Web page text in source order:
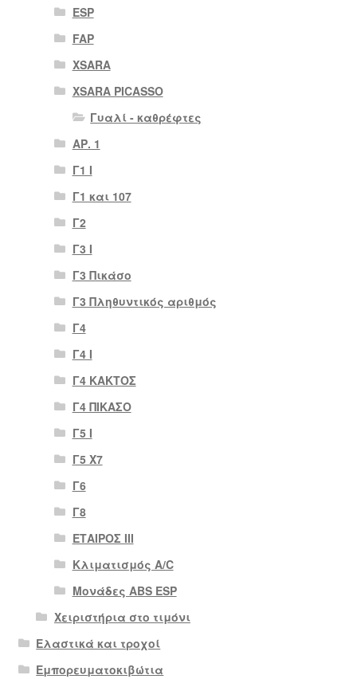
ESP
FAP
XSARA
XSARA PICASSO
Γυαλί - καθρέφτες
ΑΡ. 1
Γ1 Ι
Γ1 και 107
Γ2
Γ3 Ι
Γ3 Πικάσο
Γ3 Πληθυντικός αριθμός
Γ4
Γ4 Ι
Γ4 ΚΑΚΤΟΣ
Γ4 ΠΙΚΑΣΟ
Γ5 Ι
Γ5 Χ7
Γ6
Γ8
ΕΤΑΙΡΟΣ III
Κλιματισμός A/C
Μονάδες ABS ESP
Χειριστήρια στο τιμόνι
Ελαστικά και τροχοί
Εμπορευματοκιβώτια